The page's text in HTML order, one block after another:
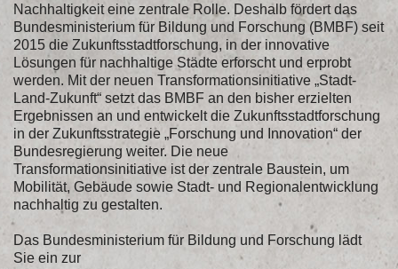
Nachhaltigkeit eine zentrale Rolle. Deshalb fördert das
Bundesministerium für Bildung und Forschung (BMBF) seit
2015 die Zukunftsstadtforschung, in der innovative
Lösungen für nachhaltige Städte erforscht und erprobt
werden. Mit der neuen Transformationsinitiative „Stadt-
Land-Zukunft“ setzt das BMBF an den bisher erzielten
Ergebnissen an und entwickelt die Zukunftsstadtforschung
in der Zukunftsstrategie „Forschung und Innovation“ der
Bundesregierung weiter. Die neue
Transformationsinitiative ist der zentrale Baustein, um
Mobilität, Gebäude sowie Stadt- und Regionalentwicklung
nachhaltig zu gestalten.
Das Bundesministerium für Bildung und Forschung lädt
Sie ein zur